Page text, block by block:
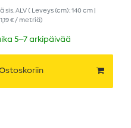
sis. ALV( Leveys (cm): 140 cm |
€ / metriä)
5–7 arkipäivää
Ostoskoriin